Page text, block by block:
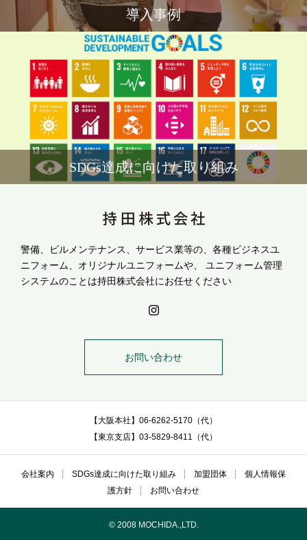
導入事例
SDGs達成に向けた取り組み
警備、ビルメンテナンス、サービス業等の、各種ビジネスユ
ニフォーム、オリジナルユニフォームや、
ユニフォーム管理
システムのことは持田株式会社にお任せください
お問い合わせ
【大阪本社】06-6262-5170（代）
【東京支店】03-5829-8411（代）
会社案内 SDGs達成に向けた取り組み 加盟団体
個人情報保
護方針
お問い合わせ
© 2008 MOCHIDA.,LTD.